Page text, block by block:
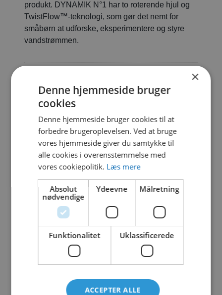
produkt. DYNAMIK N°1 har to roterende hjul og
TwistFlow™-teknologi, som gør det nemt for
småbørn at udforske, eksperimentere og styre
vandstrømmen.
Ikke påkrævet
Lekredskap
Leg med vand
Matrial
Stål
DYNAMIK
No1
1 file(s)
1.08 MB
Download
DYNAMIK
Download
×
Denne hjemmeside bruger
cookies
Denne hjemmeside bruger cookies til at
forbedre brugeroplevelsen. Ved at bruge
vores hjemmeside giver du samtykke til
alle cookies i overensstemmelse med
vores cookiepolitik. Læs mere
Absolut
nødvendige
Ydeevne Målretning
Funktionalitet Uklassificerede
ACCEPTER ALLE